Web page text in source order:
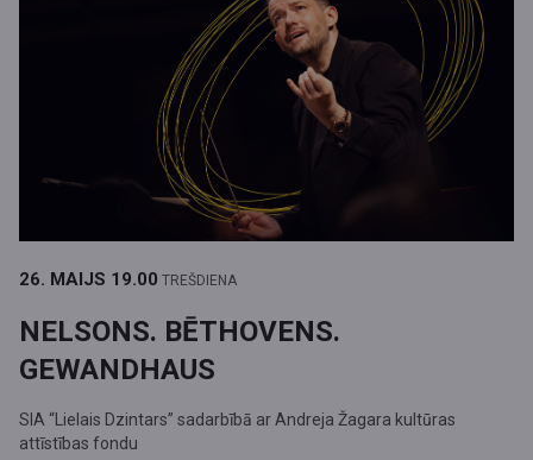
26. MAIJS 19.00 TREŠDIENA
NELSONS. BĒTHOVENS.
GEWANDHAUS
SIA “Lielais Dzintars” sadarbībā ar Andreja Žagara kultūras
attīstības fondu